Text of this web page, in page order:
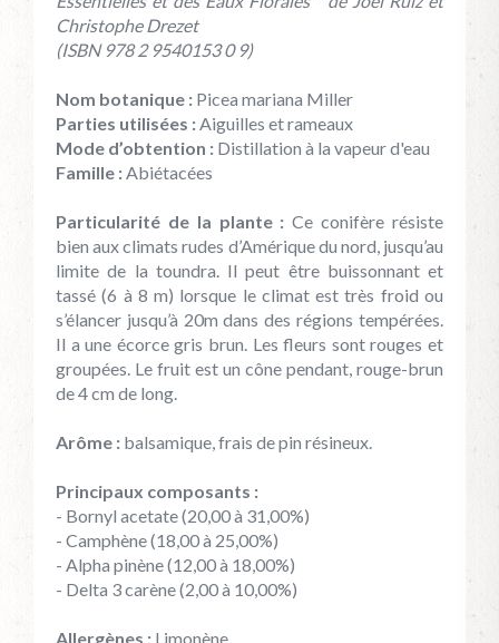
Christophe Drezet
(ISBN 978 2 9540153 0 9)
Nom botanique : Picea mariana Miller
Parties utilisées :Aiguilles et rameaux
Mode d’obtention : Distillation à la vapeur d'eau
Famille :Abiétacées
Particularité de la plante :Ce conifère résiste
bien aux climats rudes d’Amérique du nord, jusqu’au
limite de la toundra. Il peut être buissonnant et
tassé (6 à 8 m) lorsque le climat est très froid ou
s’élancer jusqu’à 20m dans des régions tempérées.
Il a une écorce gris brun. Les fleurs sont rouges et
groupées. Le fruit est un cône pendant, rouge-brun
de 4 cm de long.
Arôme : balsamique, frais de pin résineux.
Principaux composants :
- Bornyl acetate (20,00 à 31,00%)
- Camphène (18,00 à 25,00%)
- Alpha pinène (12,00 à 18,00%)
- Delta 3 carène (2,00 à 10,00%)
Allergènes : Limonène.